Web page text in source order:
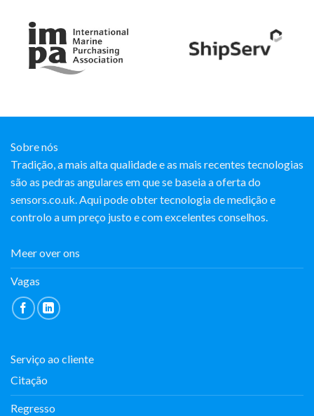
Sobre nós
Tradição, a mais alta qualidade e as mais recentes tecnologias
são as pedras angulares em que se baseia a oferta do
sensors.co.uk. Aqui pode obter tecnologia de medição e
controlo a um preço justo e com excelentes conselhos.
Meer over ons
Vagas
Serviço ao cliente
Citação
Regresso